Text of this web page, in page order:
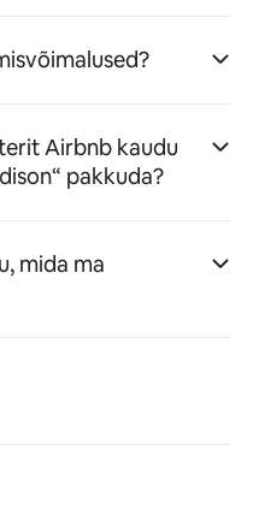
Airbnb kaudu
pakkuda?
mida ma